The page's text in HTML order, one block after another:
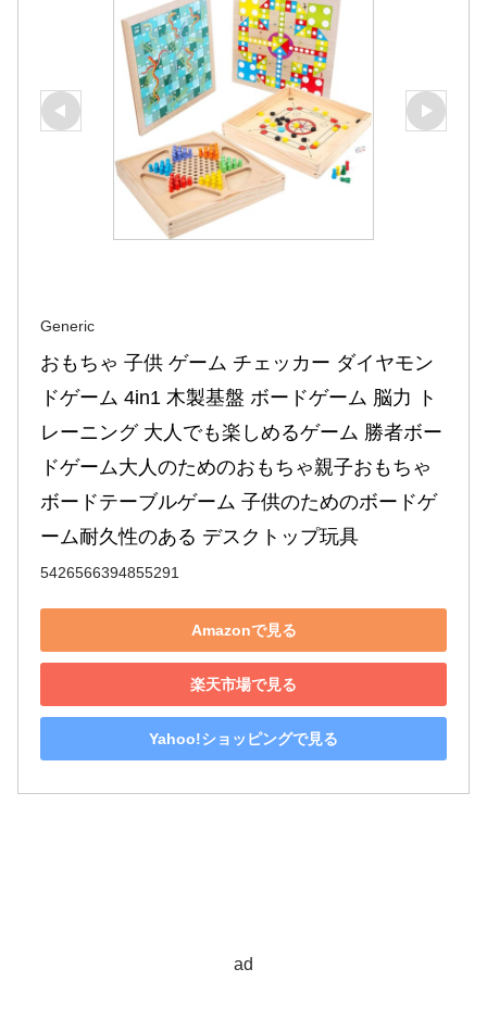
Generic
おもちゃ 子供 ゲーム チェッカー ダイヤモン
ドゲーム 4in1 木製基盤 ボードゲーム 脳力 ト
レーニング 大人でも楽しめるゲーム 勝者ボー
ドゲーム大人のためのおもちゃ親子おもちゃ
ボードテーブルゲーム 子供のためのボードゲ
ーム耐久性のある デスクトップ玩具
5426566394855291
Amazonで見る
楽天市場で見る
Yahoo!ショッピングで見る
ad